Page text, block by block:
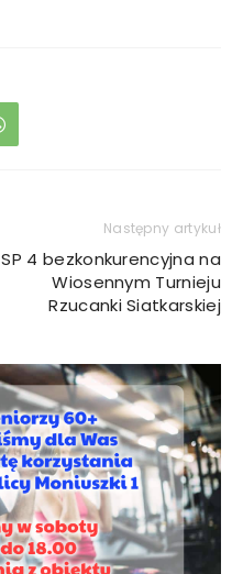
Następny artykuł
SP 4 bezkonkurencyjna na
Wiosennym Turnieju
Rzucanki Siatkarskiej